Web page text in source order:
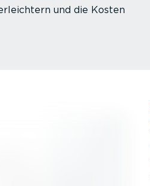
und die Kosten